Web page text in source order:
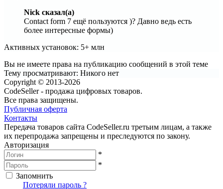
Nick сказал(а)
Contact form 7 ещё пользуются )? Давно ведь есть
более интересные формы)
Активных установок: 5+ млн
Вы не имеете права на публикацию сообщений в этой теме
Тему просматривают: Никого нет
Copyright © 2013-2026
CodeSeller - продажа цифровых товаров.
Все права защищены.
Публичная оферта
Контакты
Передача товаров сайта CodeSeller.ru третьим лицам, а также
их перепродажа запрещены и преследуются по закону.
Авторизация
*
*
Запомнить
Потеряли пароль ?